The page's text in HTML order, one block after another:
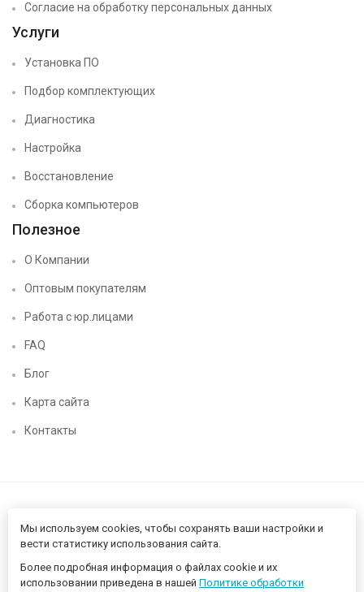
Согласие на обработку персональных данных
Услуги
Установка ПО
Подбор комплектующих
Диагностика
Настройка
Восстановление
Сборка компьютеров
Полезное
О Компании
Оптовым покупателям
Работа с юр.лицами
FAQ
Блог
Карта сайта
Контакты
Нижегородский цифровой CHIP52 - компьютерный магазин ©
Мы используем cookies, чтобы сохранять ваши настройки и
вести статистику использования сайта.
Более подробная информация о файлах cookie и их
использовании приведена в нашей Политике обработки